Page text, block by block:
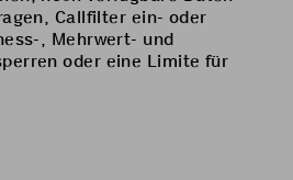
Callfilter ein- oder
, Mehrwert- und
oder eine Limite für